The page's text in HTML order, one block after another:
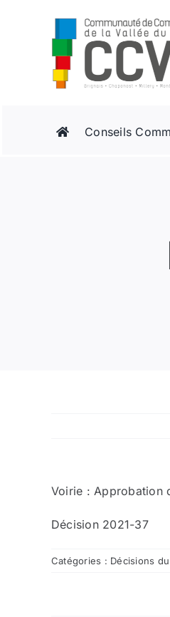
Conseils
Voirie : Approbation
Décision 2021-37
Catégories : Décisions